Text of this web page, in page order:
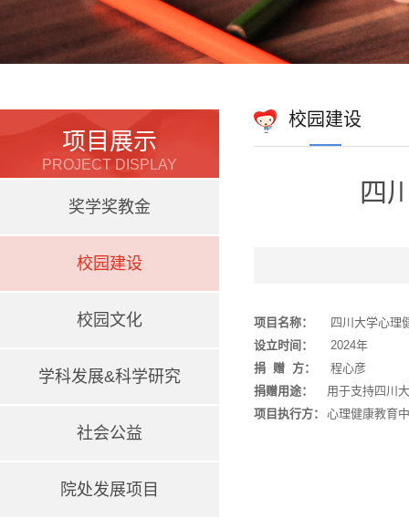
项目展示
PROJECT DISPLAY
奖学奖教金
校园建设
校园文化
学科发展&科学研究
社会公益
院处发展项目
校园建设
四
项目名称：
四川大学心理
设立时间：
2024年
捐 赠 方：
程心彦
捐赠用途：
用于支持四川
项目执行方：
心理健康教育